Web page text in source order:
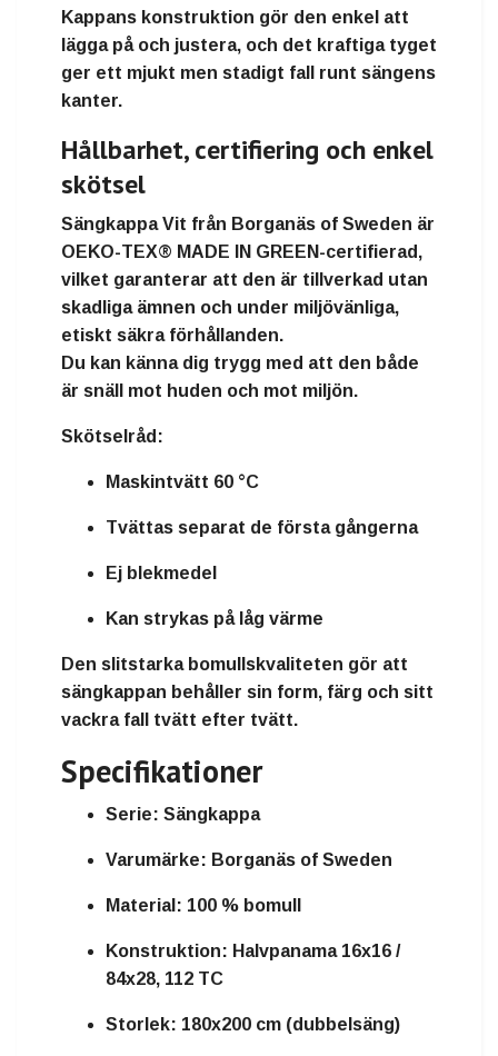
Kappans konstruktion gör den enkel att
lägga på och justera, och det kraftiga tyget
ger ett mjukt men stadigt fall runt sängens
kanter.
Hållbarhet, certifiering och enkel
skötsel
Sängkappa Vit från Borganäs of Sweden är
OEKO-TEX® MADE IN GREEN-certifierad ,
vilket garanterar att den är tillverkad utan
skadliga ämnen och under miljövänliga,
etiskt säkra förhållanden.
Du kan känna dig trygg med att den både
är snäll mot huden och mot miljön.
Skötselråd:
Maskintvätt 60 °C
Tvättas separat de första gångerna
Ej blekmedel
Kan strykas på låg värme
Den slitstarka bomullskvaliteten gör att
sängkappan behåller sin form, färg och sitt
vackra fall tvätt efter tvätt.
Specifikationer
Serie: Sängkappa
Varumärke: Borganäs of Sweden
Material: 100 % bomull
Konstruktion: Halvpanama 16x16 /
84x28, 112 TC
Storlek: 180x200 cm (dubbelsäng)